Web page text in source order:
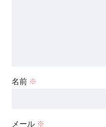
名前 ※
メール ※